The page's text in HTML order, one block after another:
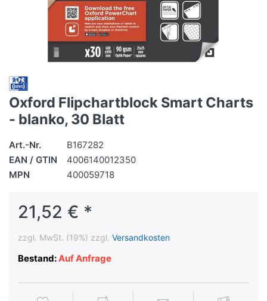
Oxford Flipchartblock Smart Charts
- blanko, 30 Blatt
Art.-Nr.
B167282
EAN / GTIN
4006140012350
MPN
400059718
21,52 € *
zzgl. MwSt. (19%) zzgl. Versandkosten
Bestand:Auf Anfrage